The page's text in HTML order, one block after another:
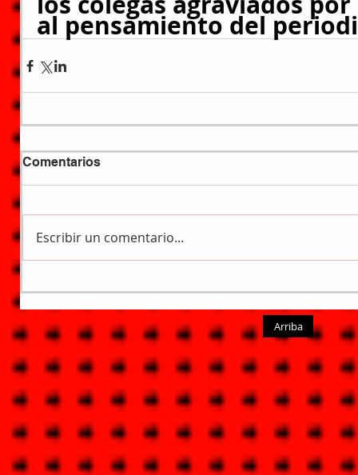
al pensamiento del
Comentarios
Escribir un comentario...
Arriba